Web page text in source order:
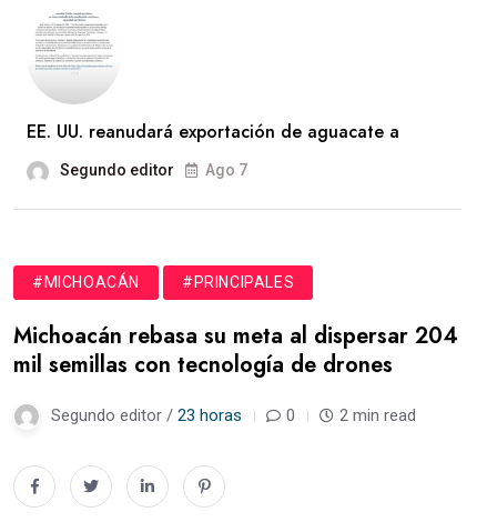
EE. UU. reanudará exportación de aguacate a
Segundo editor Ago 7
#MICHOACÁN #PRINCIPALES
Michoacán rebasa su meta al dispersar 204
mil semillas con tecnología de drones
Segundo editor / 23 horas 0 2 min read